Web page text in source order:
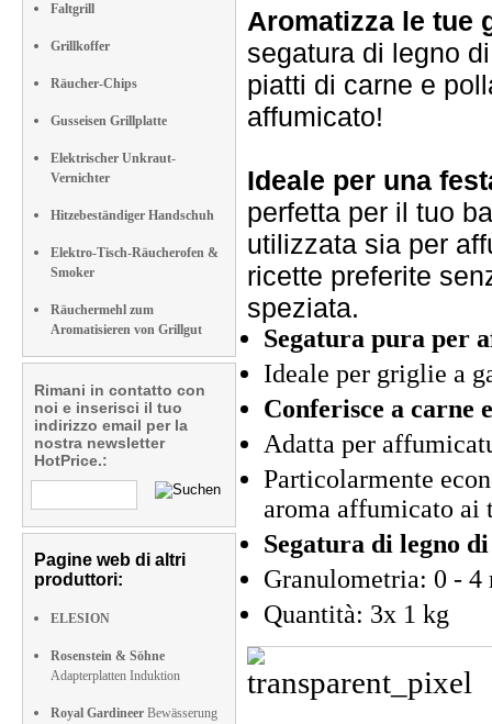
Faltgrill
Grillkoffer
Räucher-Chips
Gusseisen Grillplatte
Elektrischer Unkraut-
Vernichter
Hitzebeständiger Handschuh
Elektro-Tisch-Räucherofen &
Smoker
Räuchermehl zum
Aromatisieren von Grillgut
Rimani in contatto con
noi e inserisci il tuo
indirizzo email per la
nostra newsletter
HotPrice.:
Pagine web di altri
produttori:
ELESION
Rosenstein & Söhne
Adapterplatten Induktion
Royal Gardineer Bewässerung
Aromatizza le tue
segatura di legno
piatti di carne e
affumicato!
Ideale per una
perfetta per il tuo
utilizzata sia per
ricette preferite
speziata.
Segatura pura per
Ideale per griglie a
Conferisce a carne
Adatta per
Particolarmente
aroma affumicato ai
Segatura di legno
Granulometria: 0 - 4
Quantità: 3x 1 kg